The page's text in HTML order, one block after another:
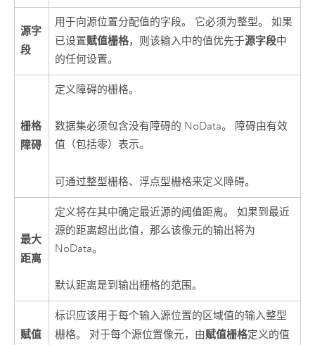
源字
段
用于向源位置分配值的字段。 它必须为整型。 如果
已设置赋值栅格，则该输入中的值优先于源字段中
的任何设置。
栅格
障碍
定义障碍的栅格。
数据集必须包含没有障碍的 NoData。 障碍由有效
值（包括零）表示。
可通过整型栅格、浮点型栅格来定义障碍。
最大
距离
定义将在其中确定最近源的阈值距离。 如果到最近
源的距离超出此值，那么该像元的输出将为
NoData。
默认距离是到输出栅格的范围。
赋值
标识应该用于每个输入源位置的区域值的输入整型
栅格。 对于每个源位置像元，由赋值栅格定义的值